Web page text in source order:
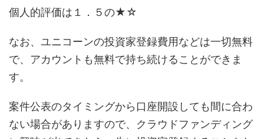
個人的評価は１．５の★☆
なお、ユニコーンの投資家登録費用などは一切無料
で、アカウントも無料で持ち続けることができま
す。
案件公表のタイミングから口座開設しても間に合わ
ない場合がありますので、クラウドファンディング